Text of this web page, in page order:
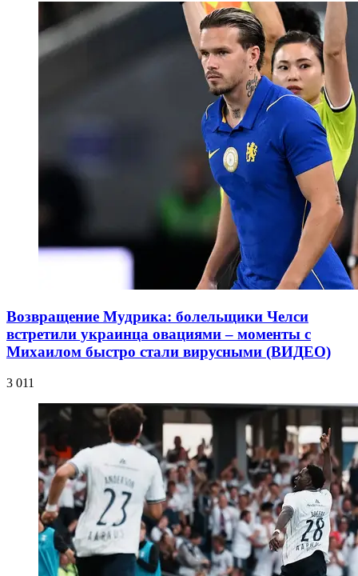
Возвращение Мудрика: болельщики Челси
встретили украинца овациями – моменты с
Михаилом быстро стали вирусными (ВИДЕО)
3 011